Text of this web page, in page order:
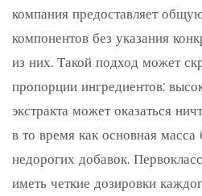
компания предоставляет
компонентов без указания
из них. Такой подход может
пропорции ингредиентов:
экстракта может оказаться
в то время как основная масса
недорогих добавок.
иметь четкие дозировки